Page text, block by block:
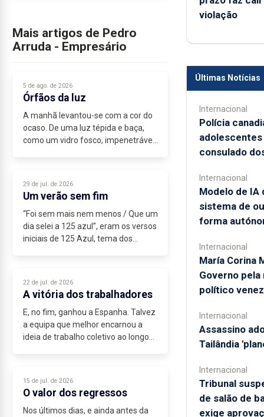
Mais artigos de Pedro
Arruda - Empresário
5 de ago. de 2026
Órfãos da luz
A manhã levantou-se com a cor do
ocaso. De uma luz tépida e baça,
como um vidro fosco, impenetrável
29 de jul. de 2026
Um verão sem fim
“Foi sem mais nem menos / Que um
dia selei a 125 azul”, eram os versos
iniciais de 125 Azul, tema dos
22 de jul. de 2026
A vitória dos trabalhadores
E, no fim, ganhou a Espanha. Talvez
a equipa que melhor encarnou a
ideia de trabalho coletivo ao longo
onze,...
15 de jul. de 2026
O valor dos regressos
Nos últimos dias, e ainda antes da
violação
Últimas Notícias
Internacional
Polícia
consulado
Internacional
Modelo de IA
sistema de
forma
Internacional
María Corina
Governo
político
Internacional
Assassino
Tailândia
Internacional
Tribunal
de salão de
exige